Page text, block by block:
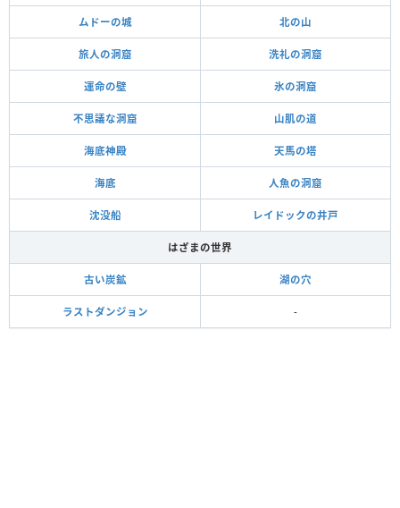
ムドーの城 北の山
旅人の洞窟 洗礼の洞窟
運命の壁 氷の洞窟
不思議な洞窟 山肌の道
海底神殿 天馬の塔
海底 人魚の洞窟
沈没船 レイドックの井戸
はざまの世界
古い炭鉱 湖の穴
ラストダンジョン -